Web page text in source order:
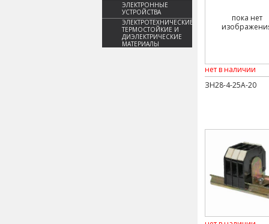
ЭЛЕКТРОННЫЕ
УСТРОЙСТВА
ЭЛЕКТРОТЕХНИЧЕСКИЕ,
ТЕРМОСТОЙКИЕ И
ДИЭЛЕКТРИЧЕСКИЕ
МАТЕРИАЛЫ
пока нет
нет в наличии
ЗН28-4-25А-20